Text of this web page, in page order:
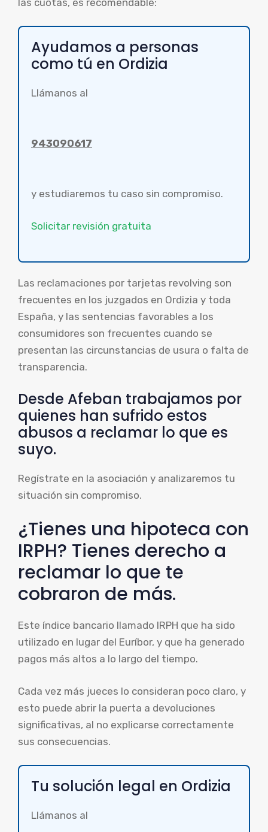
Ayudamos a personas
como tú en Ordizia
Llámanos al
943090617
y estudiaremos tu caso sin compromiso.
Solicitar revisión gratuita
Las reclamaciones por tarjetas revolving son
frecuentes en los juzgados en Ordizia y toda
España, y las sentencias favorables a los
consumidores son frecuentes cuando se
presentan las circunstancias de usura o falta de
transparencia.
Desde Afeban trabajamos por
quienes han sufrido estos
abusos a reclamar lo que es
suyo.
Regístrate en la asociación y analizaremos tu
situación sin compromiso.
¿Tienes una hipoteca con
IRPH? Tienes derecho a
reclamar lo que te
cobraron de más.
Este índice bancario llamado IRPH que ha sido
utilizado en lugar del Euríbor, y que ha generado
pagos más altos a lo largo del tiempo.
Cada vez más jueces lo consideran poco claro, y
esto puede abrir la puerta a devoluciones
significativas, al no explicarse correctamente
sus consecuencias.
Tu solución legal en Ordizia
Llámanos al